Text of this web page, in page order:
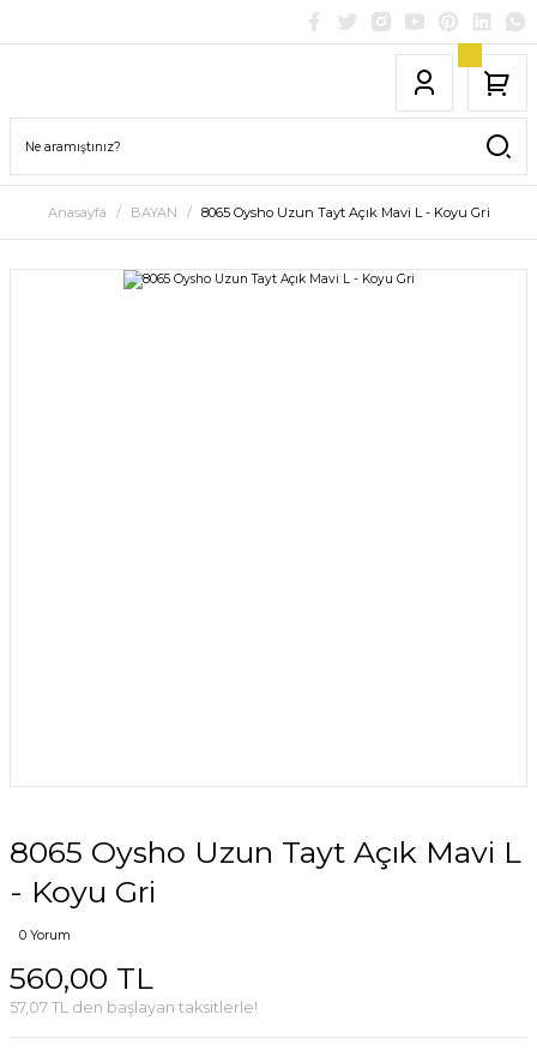
Anasayfa BAYAN 8065 Oysho Uzun Tayt Açık Mavi L - Koyu Gri
8065 Oysho Uzun Tayt Açık Mavi L
- Koyu Gri
0 Yorum
560,00 TL
57,07 TL den başlayan taksitlerle!